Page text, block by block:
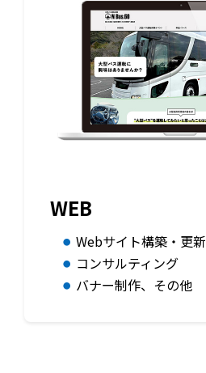
WEB
Webサイト構築・更新
コンサルティング
バナー制作、その他